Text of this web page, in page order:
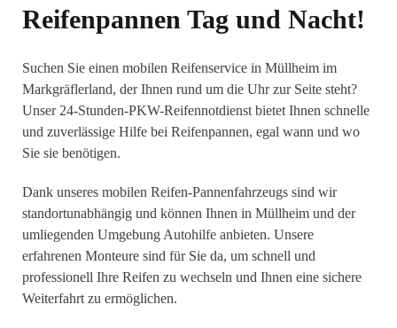
Reifenpannen Tag und Nacht!
Suchen Sie einen mobilen Reifenservice in Müllheim im
Markgräflerland, der Ihnen rund um die Uhr zur Seite steht?
Unser 24-Stunden-PKW-Reifennotdienst bietet Ihnen schnelle
und zuverlässige Hilfe bei Reifenpannen, egal wann und wo
Sie sie benötigen.
Dank unseres mobilen Reifen-Pannenfahrzeugs sind wir
standortunabhängig und können Ihnen in Müllheim und der
umliegenden Umgebung Autohilfe anbieten. Unsere
erfahrenen Monteure sind für Sie da, um schnell und
professionell Ihre Reifen zu wechseln und Ihnen eine sichere
Weiterfahrt zu ermöglichen.